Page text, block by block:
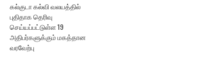
கல்குடா கல்வி வலயத்தில்
புதிதாக தெரிவு
செய்யப்பட்டுள்ள 19
அதிபர்களுக்கும் மகத்தான
வரவேற்பு